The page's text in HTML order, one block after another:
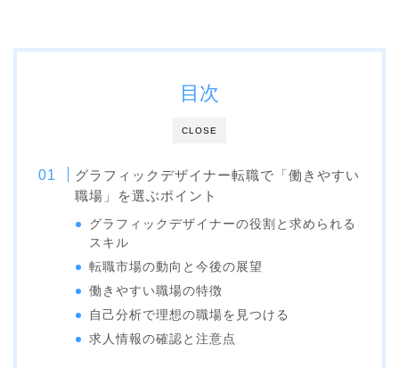
CLOSE
目次
グラフィックデザイナー転職で「働きやすい
職場」を選ぶポイント
グラフィックデザイナーの役割と求められる
スキル
転職市場の動向と今後の展望
働きやすい職場の特徴
自己分析で理想の職場を見つける
求人情報の確認と注意点